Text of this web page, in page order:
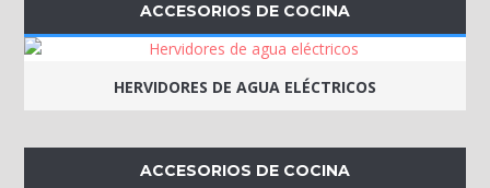
ACCESORIOS DE COCINA
HERVIDORES DE AGUA ELÉCTRICOS
ACCESORIOS DE COCINA